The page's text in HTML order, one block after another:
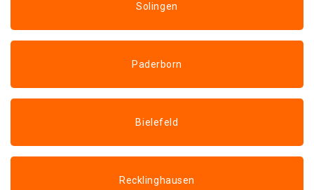
Solingen
Paderborn
Bielefeld
Recklinghausen